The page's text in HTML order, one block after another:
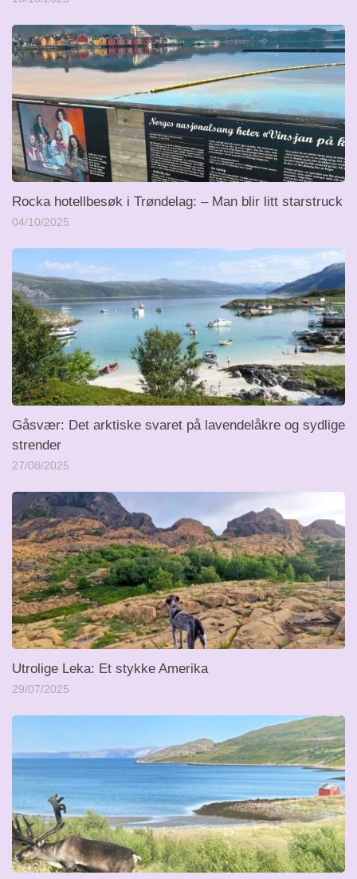
Rocka hotellbesøk i Trøndelag: – Man blir litt starstruck
04/10/2025
Gåsvær: Det arktiske svaret på lavendelåkre og sydlige
strender
27/08/2025
Utrolige Leka: Et stykke Amerika
29/07/2025